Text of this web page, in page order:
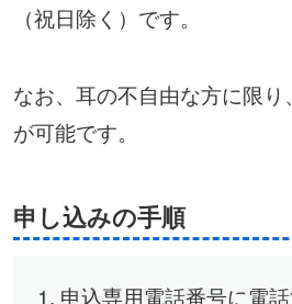
（祝日除く）です。
なお、耳の不自由な方に限
が可能です。
申し込みの手順
申込専用電話番号に電